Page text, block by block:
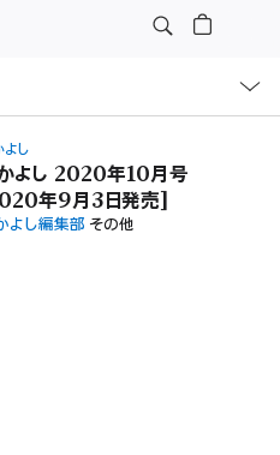
よし
よし 2020年10月号
年9月3日発売]
よし編集部 その他